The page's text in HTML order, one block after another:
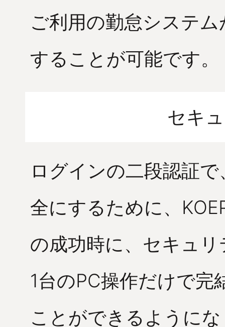
ご利用の勤怠システ
することが可能です。
セキ
ログインの二段認証
全にするために、
の成功時に、セキュ
1台のPC操作だけで
ことができるように